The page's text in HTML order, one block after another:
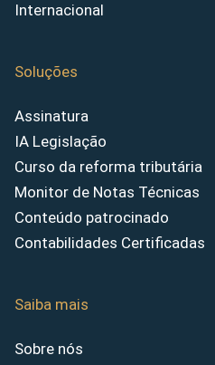
Internacional
Soluções
Assinatura
IA Legislação
Curso da reforma tributária
Monitor de Notas Técnicas
Conteúdo patrocinado
Contabilidades Certificadas
Saiba mais
Sobre nós